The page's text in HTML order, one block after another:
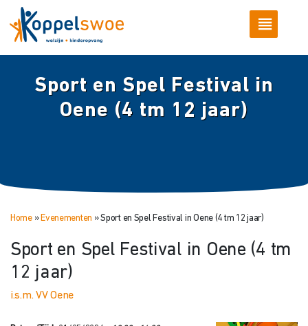
Sport en Spel Festival in
Oene (4 tm 12 jaar)
Home» Evenementen »Sport en Spel Festival in Oene (4 tm 12 jaar)
Sport en Spel Festival in Oene (4 tm
12 jaar)
i.s.m. VV Oene